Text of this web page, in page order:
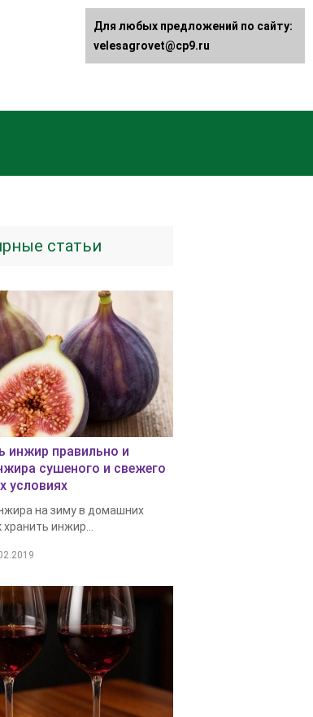
статьи
инжир правильно и
сушеного и свежего
условиях
на зиму в домашних
инжир...
Для любых предложений по сайту:
velesagrovet@cp9.ru